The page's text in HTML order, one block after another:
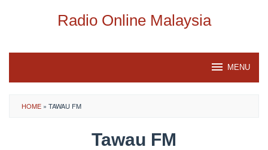
Radio Online Malaysia
MENU
HOME » TAWAU FM
Tawau FM